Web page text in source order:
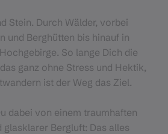
Stein. Durch Wälder, vorbei
und Berghütten bis hinauf in
So lange Dich die
ganz ohne Stress und Hektik,
ist der Weg das Ziel.
dabei von einem traumhaften
glasklarer Bergluft: Das alles